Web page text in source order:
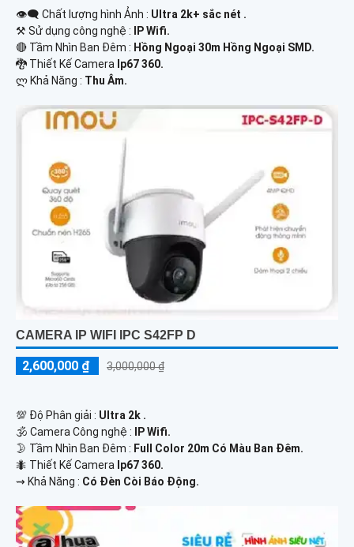
👁️‍🗨 Chất lượng hình Ảnh : Ultra 2k+ sắc nét .
⚒ Sử dụng công nghệ :
IP Wifi.
🔴 Tầm Nhìn Ban Đêm : Hồng Ngoại 30m Hồng Ngoại SMD.
🐉️ Thiết Kế Camera Ip67 360.
️ლ Khả Năng : Thu Âm.
CAMERA IP WIFI IPC S42FP D
2,600,000 ₫ 3,000,000 ₫
💯 Độ Phân giải : Ultra 2k .
🕉️ Camera Công nghệ : IP Wifi.
🌛 Tầm Nhìn Ban Đêm : Full Color 20m Có Màu Ban Đêm.
🐜 Thiết Kế Camera Ip67 360.
️⇝ Khả Năng : Có Đèn Còi Báo Động.